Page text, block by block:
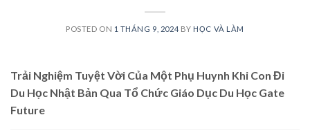
POSTED ON 1 THÁNG 9, 2024 BY HỌC VÀ LÀM
Trải Nghiệm Tuyệt Vời Của Một Phụ Huynh Khi Con Đi
Du Học Nhật Bản Qua Tổ Chức Giáo Dục Du Học Gate
Future